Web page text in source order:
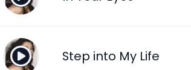
Step into My Life